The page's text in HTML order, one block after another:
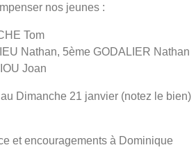
nos jeunes :
Tom
Nathan, 5ème GODALIER Nathan
Joan
Dimanche 21 janvier (notez le bien)
et encouragements à Dominique